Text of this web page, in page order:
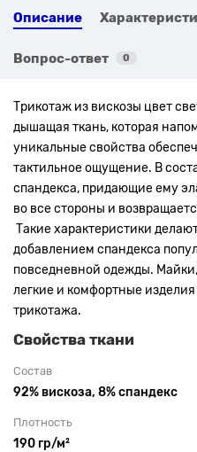
Описание
Вопрос-ответ 0
Трикотаж из вискозы цвет
дышащая ткань, которая
уникальные свойства
тактильное ощущение. В
спандекса, придающие ему
во все стороны и
Такие характеристики
добавлением спандекса
повседневной одежды.
легкие и комфортные
трикотажа.
Свойства ткани
Состав
92% вискоза, 8% спандекс
Плотность
190 гр/м²